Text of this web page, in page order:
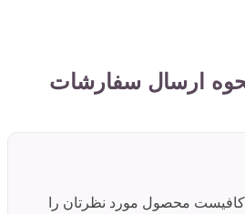
ارسال سفارشات
کافیست محصول مورد نظرتان را